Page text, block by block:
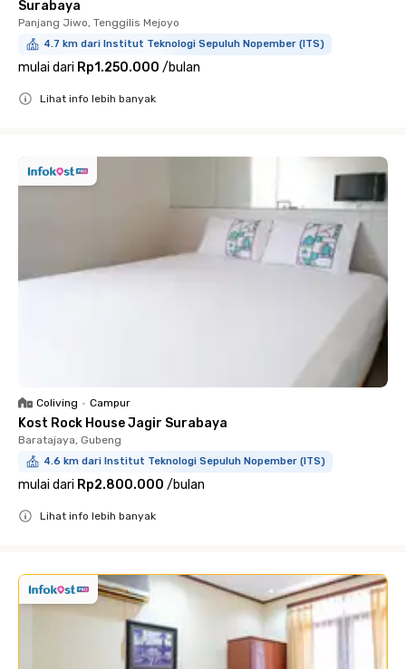
Surabaya
Panjang Jiwo, Tenggilis Mejoyo
4.7 km dari Institut Teknologi Sepuluh Nopember (ITS)
mulai dari Rp1.250.000 /bulan
Lihat info lebih banyak
Coliving • Campur
Kost Rock House Jagir Surabaya
Baratajaya, Gubeng
4.6 km dari Institut Teknologi Sepuluh Nopember (ITS)
mulai dari Rp2.800.000 /bulan
Lihat info lebih banyak